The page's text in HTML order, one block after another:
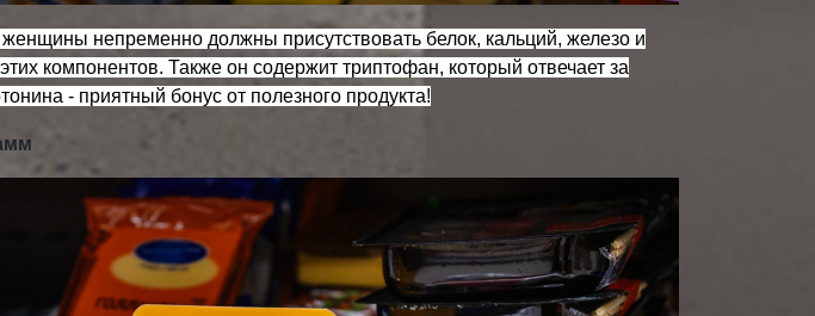
непременно должны присутствовать белок, кальций, железо и
компонентов. Также он содержит триптофан, который отвечает за
- приятный бонус от полезного продукта!